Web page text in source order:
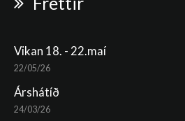
Vikan 18. - 22.maí
22/05/26
Árshátíð
24/03/26